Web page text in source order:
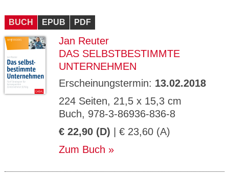
BUCH EPUB PDF
Jan Reuter
DAS SELBSTBESTIMMTE
UNTERNEHMEN
Erscheinungstermin: 13.02.2018
224 Seiten, 21,5 x 15,3 cm
Buch, 978-3-86936-836-8
€ 22,90 (D) | € 23,60 (A)
Zum Buch